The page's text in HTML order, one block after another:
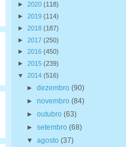
► 2020 (118)
► 2019 (114)
► 2018 (187)
► 2017 (250)
► 2016 (450)
► 2015 (239)
▼ 2014 (516)
► dezembro (90)
► novembro (84)
► outubro (63)
► setembro (68)
▼ agosto (37)